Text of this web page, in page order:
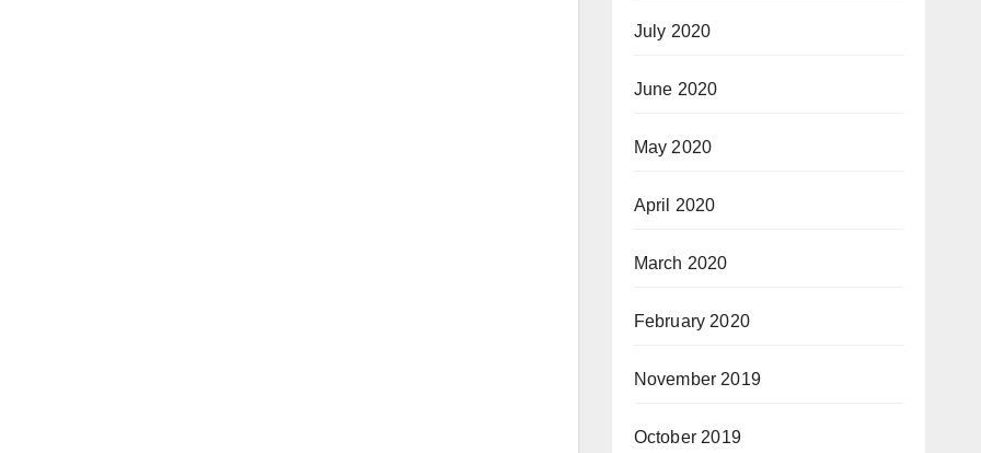
July 2020
June 2020
May 2020
April 2020
March 2020
February 2020
November 2019
October 2019